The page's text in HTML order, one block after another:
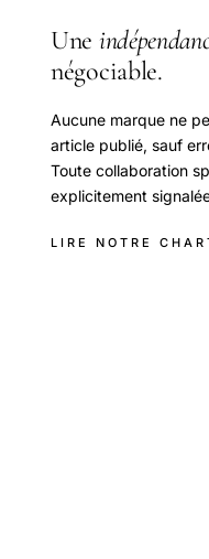
Une
négociable.
Aucune marque ne
article publié, sauf
Toute collaboration
explicitement
LIRE NOTRE